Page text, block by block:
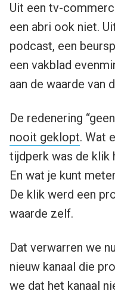
Uit een tv-
een abri ook niet.
podcast, een
een vakblad
aan de waarde van
De redenering
nooit geklopt. Wat
tijdperk was de klik
En wat je kunt
De klik werd een
waarde zelf.
Dat verwarren we
nieuw kanaal die
we dat het kanaal